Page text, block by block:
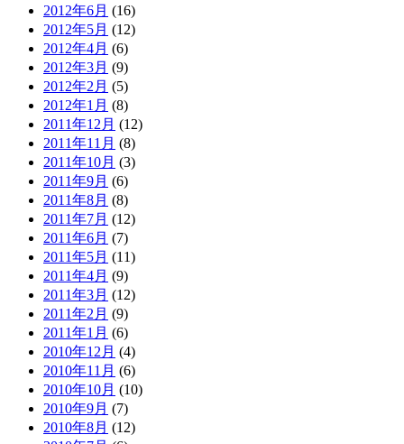
2012年6月 (16)
2012年5月 (12)
2012年4月 (6)
2012年3月 (9)
2012年2月 (5)
2012年1月 (8)
2011年12月 (12)
2011年11月 (8)
2011年10月 (3)
2011年9月 (6)
2011年8月 (8)
2011年7月 (12)
2011年6月 (7)
2011年5月 (11)
2011年4月 (9)
2011年3月 (12)
2011年2月 (9)
2011年1月 (6)
2010年12月 (4)
2010年11月 (6)
2010年10月 (10)
2010年9月 (7)
2010年8月 (12)